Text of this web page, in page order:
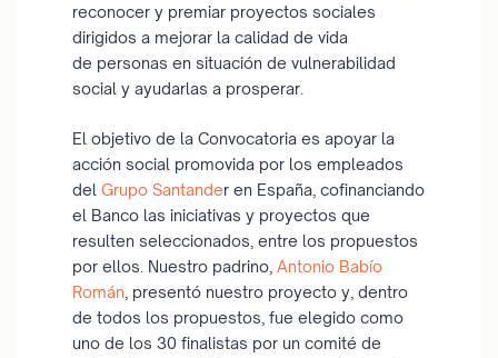
reconocer y premiar proyectos sociales
dirigidos a mejorar la calidad de vida
de personas en situación de vulnerabilidad
social y ayudarlas a prosperar.
El objetivo de la Convocatoria es apoyar la
acción social promovida por los empleados
del Grupo Santander en España, cofinanciando
el Banco las iniciativas y proyectos que
resulten seleccionados, entre los propuestos
por ellos. Nuestro padrino, Antonio Babío
Román, presentó nuestro proyecto y, dentro
de todos los propuestos, fue elegido como
uno de los 30 finalistas por un comité de